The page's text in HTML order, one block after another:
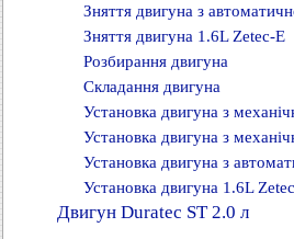
Зняття двигуна з
Зняття двигуна 1.6L Zetec-E
Розбирання двигуна
Складання двигуна
Установка двигуна з
Установка двигуна з
Установка двигуна з
Установка двигуна 1.6L
Двигун Duratec ST 2.0 л